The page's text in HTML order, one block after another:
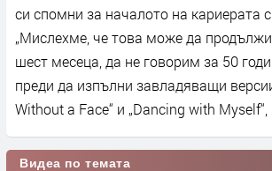
си спомни за началото на кариерата
„Мислехме, че това може да
шест месеца, да не говорим за 50
преди да изпълни завладяващи
Without a Face“ и „Dancing with
Видеа по темата